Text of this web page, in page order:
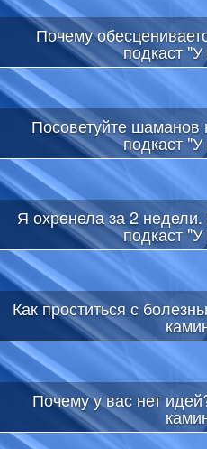
Почему
подкаст
Посоветуйте
подкаст
Я охренела за 2
подкаст
Как проститься с
Почему у вас нет